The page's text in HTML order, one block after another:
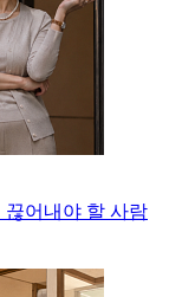
어내야 할 사람